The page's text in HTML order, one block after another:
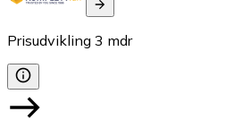
Prisudvikling 3 mdr